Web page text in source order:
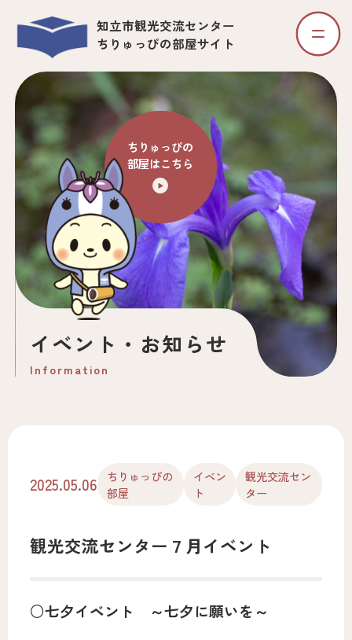
知立市観光交流センター
ちりゅっぴの部屋サイト
ちりゅっぴの
部屋はこちら
イベント・お知らせ
Information
2025.05.06
ちりゅっぴの
部屋
イベン
ト
観光交流セン
ター
観光交流センター７月イベント
○七夕イベント ～七夕に願いを～